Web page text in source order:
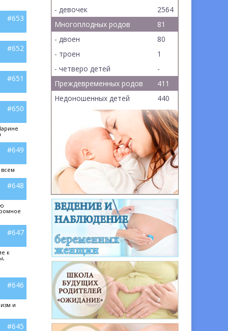
#653
#652
#651
#650
#649
#648
#647
к
#646
и
#645
- девочек
2564
Многоплодных родов
81
- двоен
80
- троен
1
- четверо детей
-
Преждевременных родов
411
Недоношенных детей
440